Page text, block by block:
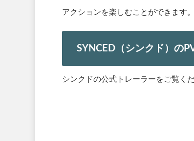
アクションを楽しむことができます。
SYNCED（シンクド）の
シンクドの公式トレーラーをご覧くだ